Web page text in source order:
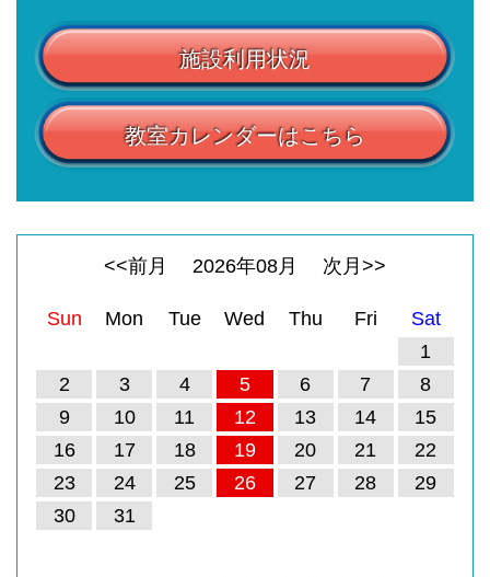
施設利用状況
教室カレンダーはこちら
<<前月 2026年08月 次月>>
Sun Mon Tue Wed Thu Fri
Sat
1
2
3 4 5 6 7
8
9
10 11 12 13 14
15
16
17 18 19 20 21
22
23
24 25 26 27 28
29
30
31